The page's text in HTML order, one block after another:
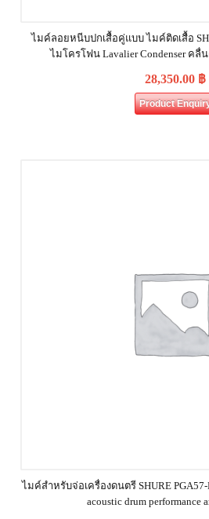
ไมค์ลอยหนีบปกเสื้อคู่แบบ ไมค์ติดเสื้อ
ไมโครโฟน Lavalier Condenser คลื่
28,350.00 ฿
Product
ไมค์สำหรับจ่อเครื่องดนตรี SHURE PGA57-
acoustic drum performance